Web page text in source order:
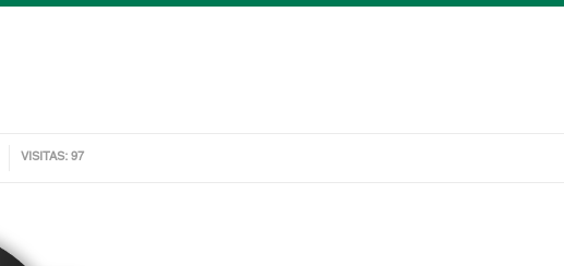
VISITAS: 97